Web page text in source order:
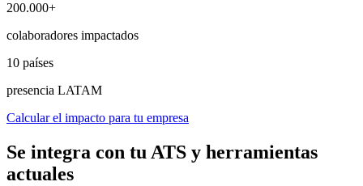
200.000+
colaboradores impactados
10 países
presencia LATAM
Calcular el impacto para tu empresa
Se integra con tu ATS y herramientas
actuales